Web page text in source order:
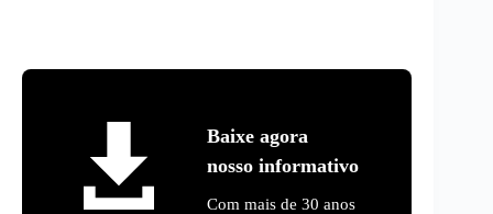
Baixe agora
nosso informativo
Com mais de 30 anos